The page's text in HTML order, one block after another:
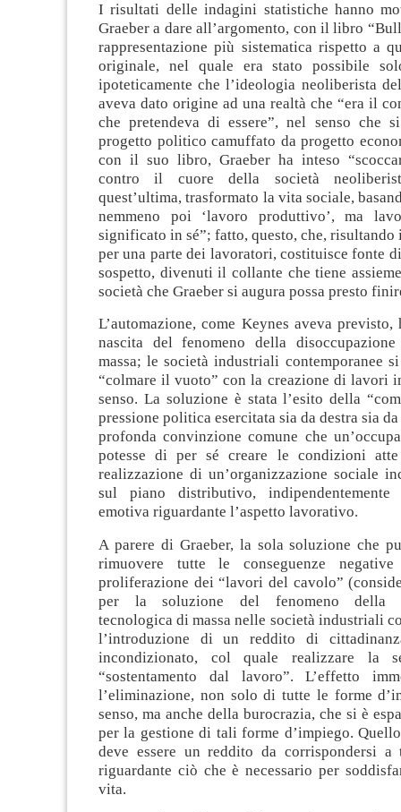
I risultati delle indagini statistiche hanno
Graeber a dare all’argomento, con il libro
rappresentazione più sistematica rispetto a
originale, nel quale era stato possibile
ipoteticamente che l’ideologia neoliberista
aveva dato origine ad una realtà che “era il
che pretendeva di essere”, nel senso che
progetto politico camuffato da progetto
con il suo libro, Graeber ha inteso
contro il cuore della società
quest’ultima, trasformato la vita sociale,
nemmeno poi ‘lavoro produttivo’, ma
significato in sé”; fatto, questo, che,
per una parte dei lavoratori, costituisce fonte
sospetto, divenuti il collante che tiene
società che Graeber si augura possa presto
L’automazione, come Keynes aveva
nascita del fenomeno della
massa; le società industriali contemporanee
“colmare il vuoto” con la creazione di lavori
senso. La soluzione è stata l’esito della
pressione politica esercitata sia da destra sia
profonda convinzione comune che
potesse di per sé creare le condizioni
realizzazione di un’organizzazione sociale
sul piano distributivo, indipendentemente
emotiva riguardante l’aspetto lavorativo.
A parere di Graeber, la sola soluzione che
rimuovere tutte le conseguenze negative
proliferazione dei “lavori del cavolo”
per la soluzione del fenomeno della
tecnologica di massa nelle società industriali
l’introduzione di un reddito di
incondizionato, col quale realizzare la
“sostentamento dal lavoro”. L’effetto
l’eliminazione, non solo di tutte le forme
senso, ma anche della burocrazia, che si è
per la gestione di tali forme d’impiego.
deve essere un reddito da corrispondersi
riguardante ciò che è necessario per
vita.